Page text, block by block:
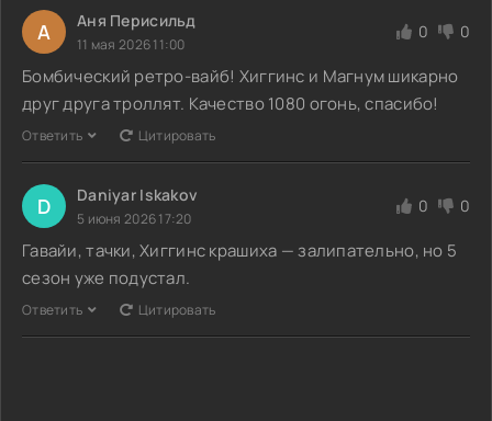
А Аня Перисильд
11 мая 2026 11:00
0 0
Бомбический ретро-вайб! Хиггинс и Магнум шикарно
друг друга троллят. Качество 1080 огонь, спасибо!
Ответить Цитировать
D Daniyar Iskakov
5 июня 2026 17:20
0 0
Гавайи, тачки, Хиггинс крашиха — залипательно, но 5
сезон уже подустал.
Ответить Цитировать